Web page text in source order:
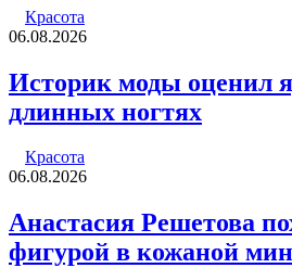
Красота
06.08.2026
Историк моды оценил
длинных ногтях
Красота
06.08.2026
Анастасия Решетова
фигурой в кожаной